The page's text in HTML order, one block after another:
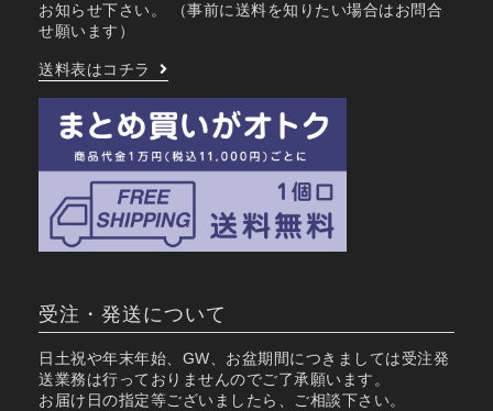
お知らせ下さい。
（事前に送料を知りたい場合はお問合
せ願います）
送料表はコチラ
受注・発送について
日土祝や年末年始、GW、お盆期間につきましては受注発
送業務は行っておりませんのでご了承願います。
お届け日の指定等ございましたら、ご相談下さい。